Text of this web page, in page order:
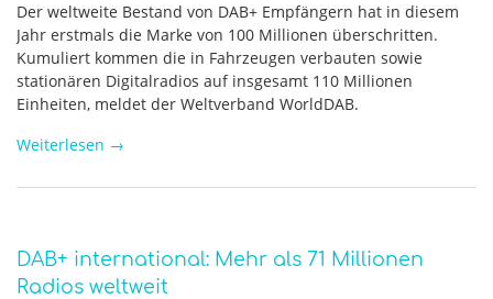
Der weltweite Bestand von DAB+ Empfängern hat in diesem
Jahr erstmals die Marke von 100 Millionen überschritten.
Kumuliert kommen die in Fahrzeugen verbauten sowie
stationären Digitalradios auf insgesamt 110 Millionen
Einheiten, meldet der Weltverband WorldDAB.
Weiterlesen →
DAB+ international: Mehr als 71 Millionen
Radios weltweit